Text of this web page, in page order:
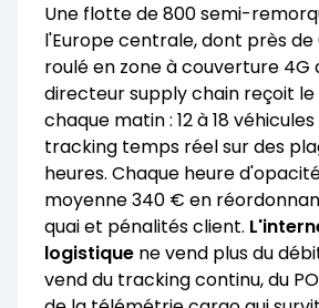
Une flotte de 800 semi-
l'Europe centrale, dont près de
roulé en zone à couverture 4G
directeur supply chain reçoit
chaque matin : 12 à 18
tracking temps réel sur des
heures. Chaque heure
moyenne 340 € en
quai et pénalités client.
logistique ne vend plus du
vend du tracking continu, du